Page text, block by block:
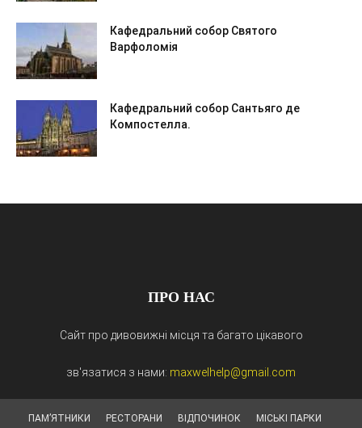
Кафедральний собор Святого
Варфоломія
Кафедральний собор Сантьяго де
Компостелла.
ПРО НАС
Сайт про дивовижні місця та багато цікавого
зв'язатися з нами: maxwelhelp@gmail.com
ПАМ’ЯТНИКИ РЕСТОРАНИ ВІДПОЧИНОК МІСЬКІ ПАРКИ